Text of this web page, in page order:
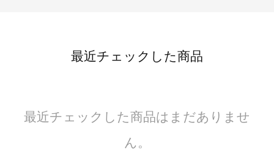
最近チェックした商品
最近チェックした商品はまだありませ
ん。